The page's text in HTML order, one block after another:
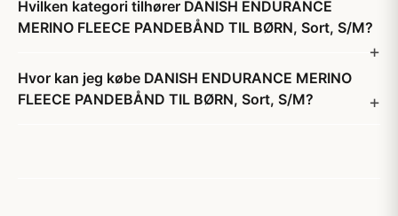
Hvilken kategori tilhører DANISH ENDURANCE
MERINO FLEECE PANDEBÅND TIL BØRN, Sort, S/M?
Hvor kan jeg købe DANISH ENDURANCE MERINO
FLEECE PANDEBÅND TIL BØRN, Sort, S/M?